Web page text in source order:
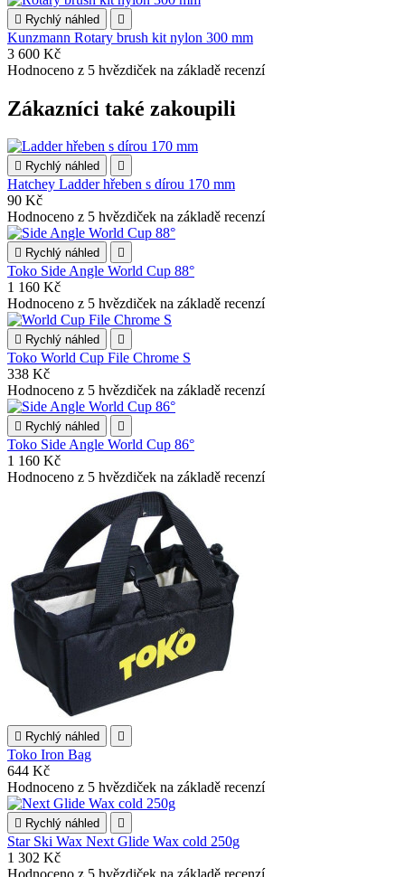
 Rychlý náhled 
Kunzmann Rotary brush kit nylon 300 mm
3 600 Kč
Hodnoceno z 5 hvězdiček na základě recenzí
Zákazníci také zakoupili
 Rychlý náhled 
Hatchey Ladder hřeben s dírou 170 mm
90 Kč
Hodnoceno z 5 hvězdiček na základě recenzí
 Rychlý náhled 
Toko Side Angle World Cup 88°
1 160 Kč
Hodnoceno z 5 hvězdiček na základě recenzí
 Rychlý náhled 
Toko World Cup File Chrome S
338 Kč
Hodnoceno z 5 hvězdiček na základě recenzí
 Rychlý náhled 
Toko Side Angle World Cup 86°
1 160 Kč
Hodnoceno z 5 hvězdiček na základě recenzí
 Rychlý náhled 
Toko Iron Bag
644 Kč
Hodnoceno z 5 hvězdiček na základě recenzí
 Rychlý náhled 
Star Ski Wax Next Glide Wax cold 250g
1 302 Kč